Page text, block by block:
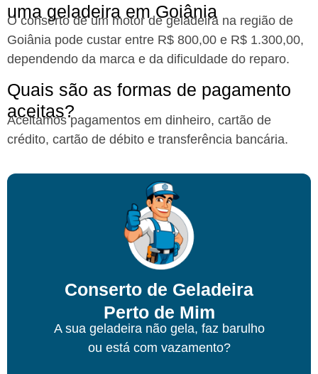
uma geladeira em Goiânia​
O conserto de um motor de geladeira na região de
Goiânia pode custar entre R$ 800,00 e R$ 1.300,00,
dependendo da marca e da dificuldade do reparo.
Quais são as formas de pagamento
aceitas?​
Aceitamos pagamentos em dinheiro, cartão de
crédito, cartão de débito e transferência bancária.
Conserto de Geladeira
Perto de Mim
A sua geladeira não gela, faz barulho
ou está com vazamento?